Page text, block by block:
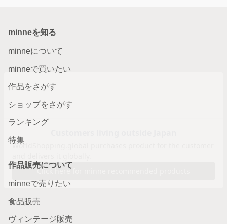
minneを知る
minneについて
minneで買いたい
作品をさがす
ショップをさがす
ランキング
特集
作品販売について
minneで売りたい
食品販売
ヴィンテージ販売